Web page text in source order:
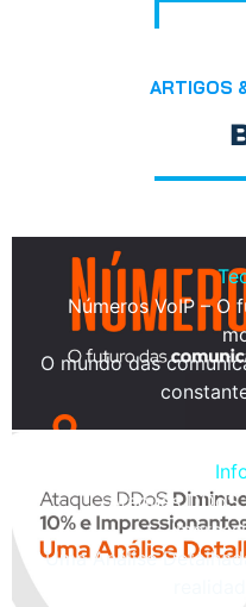
ARTIGOS
Números VoIP – O
O mundo das
Ataques DDoS
Uma Análise